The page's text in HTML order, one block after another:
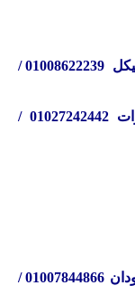
12 شارع طرابلس من حسنين هيكل 01008622239 /
۹/۸ شارع جمال سليم حي السفارات 01027242442 /
v شارع عدن متفرع من شارع السودان 01007844866 /